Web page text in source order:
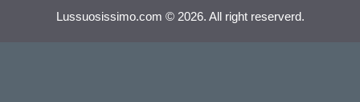
Lussuosissimo.com © 2026. All right reserverd.